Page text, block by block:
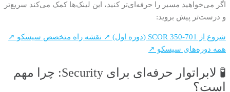
اگر می‌خواهید مسیر را حرفه‌ای‌تر کنید، این لینک‌ها کمک می‌کند سریع‌تر
و درست‌تر پیش بروید:
شروع از SCOR 350-701 (دوره اول) ↗
نقشه راه متخصص سیسکو ↗
همه دوره‌های سیسکو ↗
🧪 لابراتوار حرفه‌ای برای Security: چرا مهم
است؟